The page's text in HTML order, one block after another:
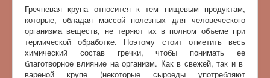
Гречневая крупа относится к тем пищевым продуктам,
которые, обладая массой полезных для человеческого
организма веществ, не теряют их в полном объеме при
термической обработке. Поэтому стоит отметить весь
химический состав гречки, чтобы понимать ее
благотворное влияние на организм. Как в свежей, так и в
вареной крупе (некоторые сыроеды употребляют